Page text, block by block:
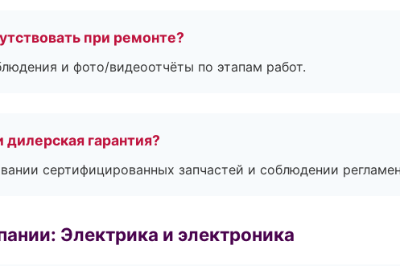
при ремонте?
и фото/видеоотчёты по этапам работ.
дилерская гарантия?
сертифицированных запчастей и соблюдении
Электрика и электроника